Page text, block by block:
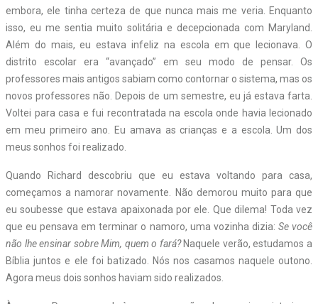
embora, ele tinha certeza de que nunca mais me veria. Enquanto
isso, eu me sentia muito solitária e decepcionada com Maryland.
Além do mais, eu estava infeliz na escola em que lecionava. O
distrito escolar era “avançado” em seu modo de pensar. Os
professores mais antigos sabiam como contornar o sistema, mas os
novos professores não. Depois de um semestre, eu já estava farta.
Voltei para casa e fui recontratada na escola onde havia lecionado
em meu primeiro ano. Eu amava as crianças e a escola. Um dos
meus sonhos foi realizado.
Quando Richard descobriu que eu estava voltando para casa,
começamos a namorar novamente. Não demorou muito para que
eu soubesse que estava apaixonada por ele. Que dilema! Toda vez
que eu pensava em terminar o namoro, uma vozinha dizia: Se você
não lhe ensinar sobre Mim, quem o fará?Naquele verão, estudamos a
Bíblia juntos e ele foi batizado. Nós nos casamos naquele outono.
Agora meus dois sonhos haviam sido realizados.